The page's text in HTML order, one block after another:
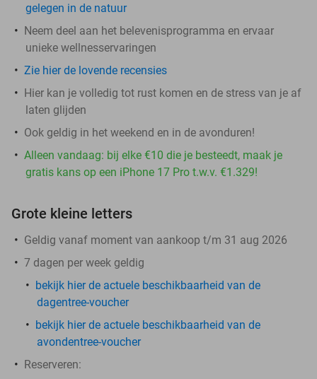
gelegen in de natuur
Neem deel aan het belevenisprogramma en ervaar
unieke wellnesservaringen
Zie hier de lovende recensies
Hier kan je volledig tot rust komen en de stress van je af
laten glijden
Ook geldig in het weekend en in de avonduren!
Alleen vandaag: bij elke €10 die je besteedt, maak je
gratis kans op een iPhone 17 Pro t.w.v. €1.329!
Grote kleine letters
Geldig vanaf moment van aankoop t/m 31 aug 2026
7 dagen per week geldig
bekijk hier de actuele beschikbaarheid van de
dagentree-voucher
bekijk hier de actuele beschikbaarheid van de
avondentree-voucher
Reserveren: